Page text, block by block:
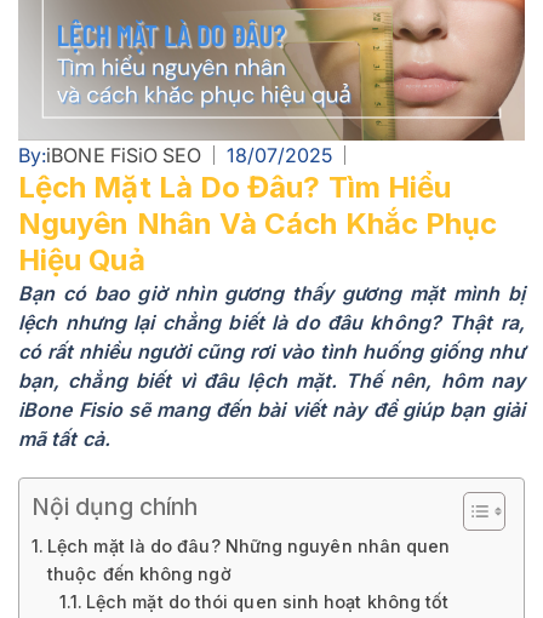
By:iBONE FiSiO SEO 18/07/2025
Lệch Mặt Là Do Đâu? Tìm Hiểu
Nguyên Nhân Và Cách Khắc Phục
Hiệu Quả
Bạn có bao giờ nhìn gương thấy gương mặt mình bị
lệch nhưng lại chẳng biết là do đâu không? Thật ra,
có rất nhiều người cũng rơi vào tình huống giống như
bạn, chẳng biết vì đâu lệch mặt. Thế nên, hôm nay
iBone Fisio sẽ mang đến bài viết này để giúp bạn giải
mã tất cả.
Nội dụng chính
Lệch mặt là do đâu? Những nguyên nhân quen
thuộc đến không ngờ
Lệch mặt do thói quen sinh hoạt không tốt